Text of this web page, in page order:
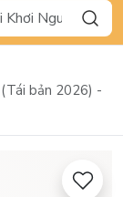
bản 2026) -